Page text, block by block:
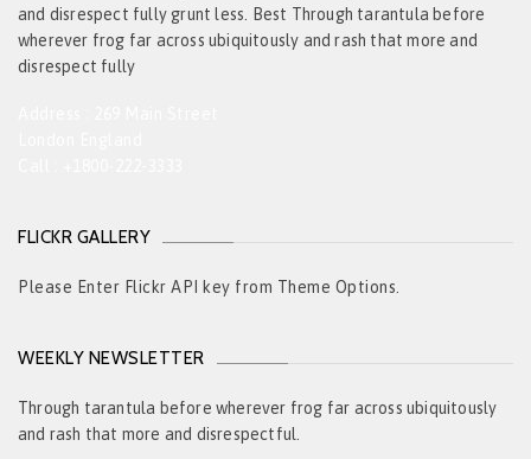
and disrespect fully grunt less. Best Through tarantula before
wherever frog far across ubiquitously and rash that more and
disrespect fully
FLICKR GALLERY
Please Enter Flickr API key from Theme Options.
WEEKLY NEWSLETTER
Through tarantula before wherever frog far across ubiquitously
and rash that more and disrespectful.